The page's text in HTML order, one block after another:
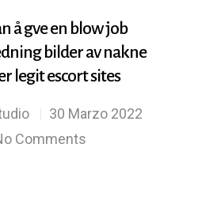
å gve en blow job
bilder av nakne
legit escort sites
30 Marzo 2022
Comments